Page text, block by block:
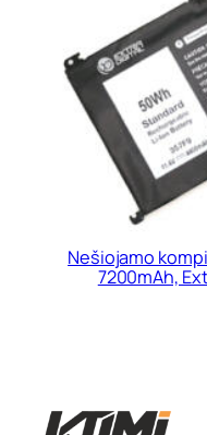
Nešiojamo
7200mAh,